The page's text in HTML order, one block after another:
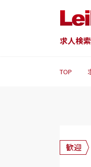
求人検索
TOP
歓迎